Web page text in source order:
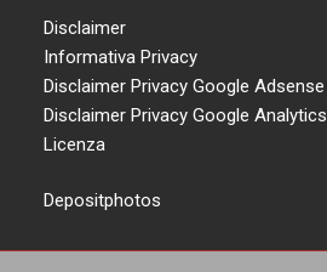
Disclaimer
Informativa Privacy
Disclaimer Privacy Google Adsense
Disclaimer Privacy Google Analytics
Licenza
Depositphotos